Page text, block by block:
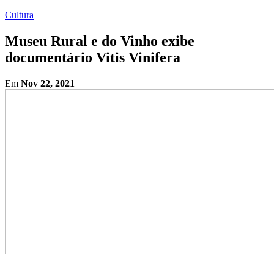
Cultura
Museu Rural e do Vinho exibe
documentário Vitis Vinifera
Em Nov 22, 2021